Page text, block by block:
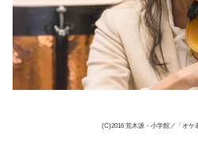
(C)2016 荒木源・小学館／「オケ